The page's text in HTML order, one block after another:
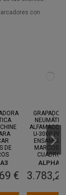
con
DE
€
U-300P
MARCOS
CUADROS
ALPHA4